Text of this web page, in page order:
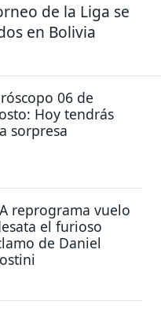
de la Liga se
en Bolivia
06 de
Hoy tendrás
sorpresa
reprograma vuelo
el furioso
de Daniel